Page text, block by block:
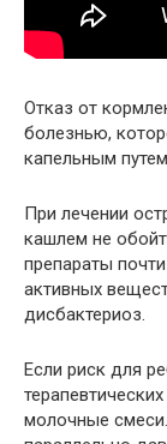
Отказ от
болезнью,
капельным
При лечении
кашлем не
препараты
активных
дисбактериоз.
Если риск для
молочные